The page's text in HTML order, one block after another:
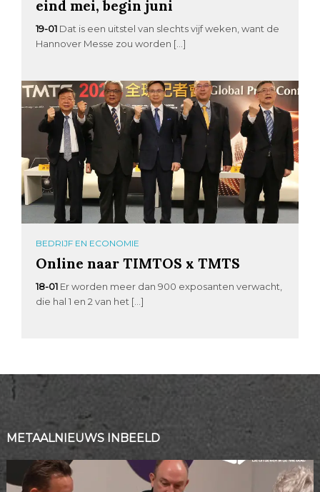
eind mei, begin juni
19-01 Dat is een uitstel van slechts vijf weken, want de
Hannover Messe zou worden […]
BEDRIJF EN ECONOMIE
Online naar TIMTOS x TMTS
18-01 Er worden meer dan 900 exposanten verwacht,
die hal 1 en 2 van het […]
METAALNIEUWS INBEELD